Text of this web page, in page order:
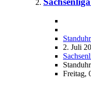
Standuhr
2. Juli
Standuhr
Freitag,